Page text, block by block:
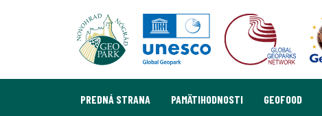
PREDNÁ STRANA PAMÄTIHODNOSTI GEOFOOD